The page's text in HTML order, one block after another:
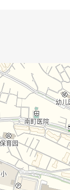
的家务流迹
收益房地产拥